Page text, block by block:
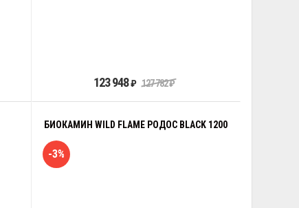
123 948₽ 127 782₽
БИОКАМИН WILD FLAME РОДОС BLACK 1200
-3%